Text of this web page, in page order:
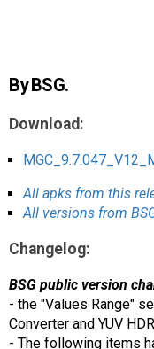
By BSG.
Download:
All apks from this
All versions from
Changelog:
BSG public version
- the "Values ​​Range"
Converter and YUV
- The following items